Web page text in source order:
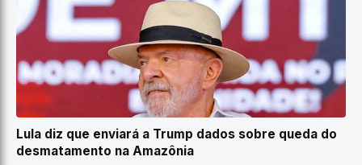
Lula diz que enviará a Trump dados sobre queda do
desmatamento na Amazônia